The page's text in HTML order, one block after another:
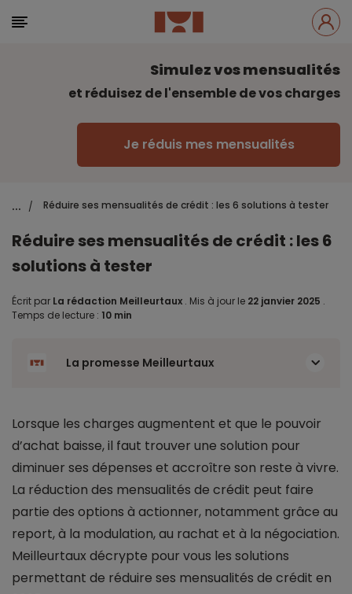
Simulez vos mensualités
et réduisez de l'ensemble de vos charges
Je réduis mes mensualités
... / Réduire ses mensualités de crédit : les 6 solutions à tester
Réduire ses mensualités de crédit : les 6
solutions à tester
Écrit par La rédaction Meilleurtaux . Mis à jour le 22 janvier 2025 .
Temps de lecture : 10 min
La promesse Meilleurtaux
Lorsque les charges augmentent et que le pouvoir
d’achat baisse, il faut trouver une solution pour
diminuer ses dépenses et accroître son reste à vivre.
La réduction des mensualités de crédit peut faire
partie des options à actionner, notamment grâce au
report, à la modulation, au rachat et à la négociation.
Meilleurtaux décrypte pour vous les solutions
permettant de réduire ses mensualités de crédit en